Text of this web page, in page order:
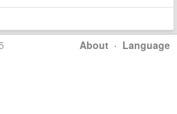
About · Language